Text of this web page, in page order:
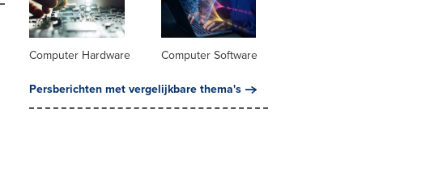
Computer Hardware
Computer Software
Persberichten met vergelijkbare thema's